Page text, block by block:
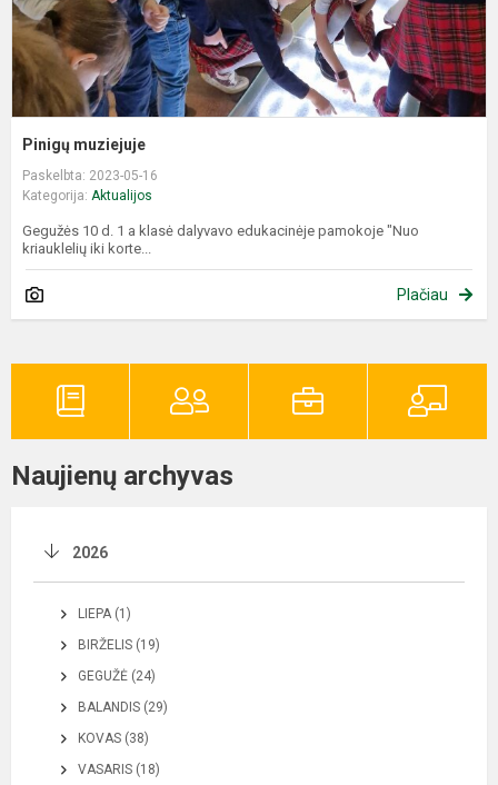
Pinigų muziejuje
Paskelbta: 2023-05-16
Kategorija: Aktualijos
Gegužės 10 d. 1 a klasė dalyvavo edukacinėje pamokoje "Nuo
kriauklelių iki korte...
Plačiau
Naujienų archyvas
2026
LIEPA (1)
BIRŽELIS (19)
GEGUŽĖ (24)
BALANDIS (29)
KOVAS (38)
VASARIS (18)